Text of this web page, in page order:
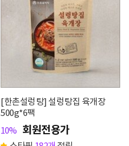
[한촌설렁탕] 설렁탕집 육개장
500g*6팩
10% 회원전용가